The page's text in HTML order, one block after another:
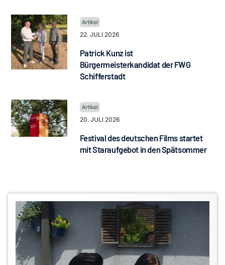
22. JULI 2026
Patrick Kunz ist
Bürgermeisterkandidat der FWG
Schifferstadt
20. JULI 2026
Festival des deutschen Films startet
mit Staraufgebot in den Spätsommer